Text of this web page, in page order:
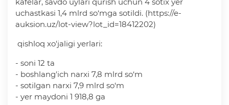
uchastkasi 1,4 mlrd so‘mga sotildi. (https://e-
auksion.uz/lot-view?lot_id=18412202)
qishloq xo'jaligi yerlari:
- soni 12 ta
- boshlang'ich narxi 7,8 mlrd so‘m
- sotilgan narxi 7,9 mlrd so‘m
- yer maydoni 1 918,8 ga